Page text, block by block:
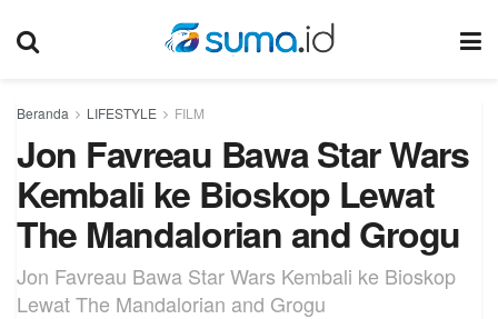
Beranda LIFESTYLE FILM
Jon Favreau Bawa Star Wars
Kembali ke Bioskop Lewat
The Mandalorian and Grogu
Jon Favreau Bawa Star Wars Kembali ke Bioskop
Lewat The Mandalorian and Grogu